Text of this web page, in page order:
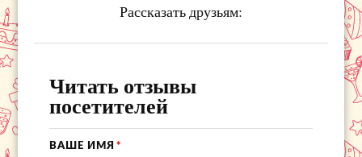
Рассказать друзьям:
Читать отзывы
посетителей
ВАШЕ ИМЯ *